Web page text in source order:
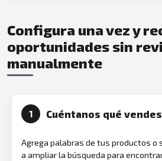
Configura una vez y
oportunidades sin
manualmente
1 Cuéntanos qué vendes
Agrega palabras de tus productos o
a ampliar la búsqueda para